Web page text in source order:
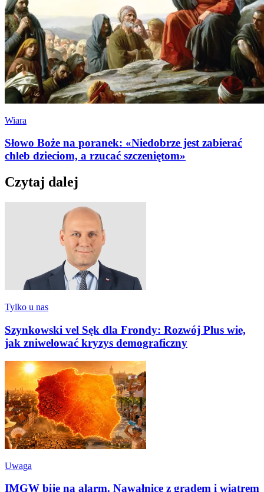
Wiara
Słowo Boże na poranek: «Niedobrze jest zabierać
chleb dzieciom, a rzucać szczeniętom»
Czytaj dalej
Tylko u nas
Szynkowski vel Sęk dla Frondy: Rozwój Plus wie,
jak zniwelować kryzys demograficzny
Uwaga
IMGW bije na alarm. Nawałnice z gradem i wiatrem